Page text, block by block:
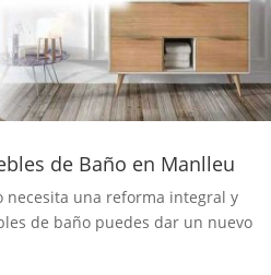
de Baño en Manlleu
necesita una reforma integral y
de baño puedes dar un nuevo